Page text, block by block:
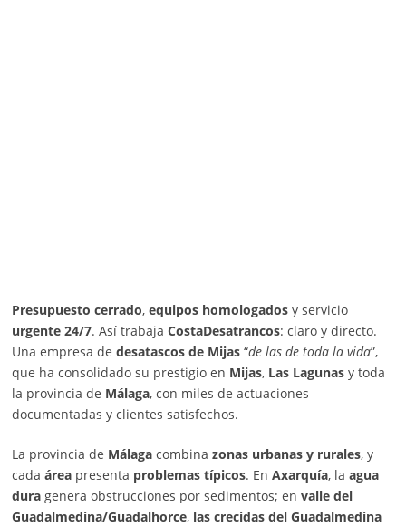
Presupuesto cerrado, equipos homologadosy servicio
urgente 24/7. Así trabaja CostaDesatrancos: claro y directo.
Una empresa de desatascos de Mijas“de las de toda la vida”,
que ha consolidado su prestigio en Mijas, Las Lagunasy toda
la provincia de Málaga, con miles de actuaciones
documentadas y clientes satisfechos.
La provincia de Málagacombina zonas urbanas y rurales, y
cada áreapresenta problemas típicos. En Axarquía, la agua
duragenera obstrucciones por sedimentos; en valle del
Guadalmedina/Guadalhorce, las crecidas del Guadalmedina